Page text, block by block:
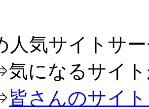
人気サイトサ
になるサイト
皆さんのサイ